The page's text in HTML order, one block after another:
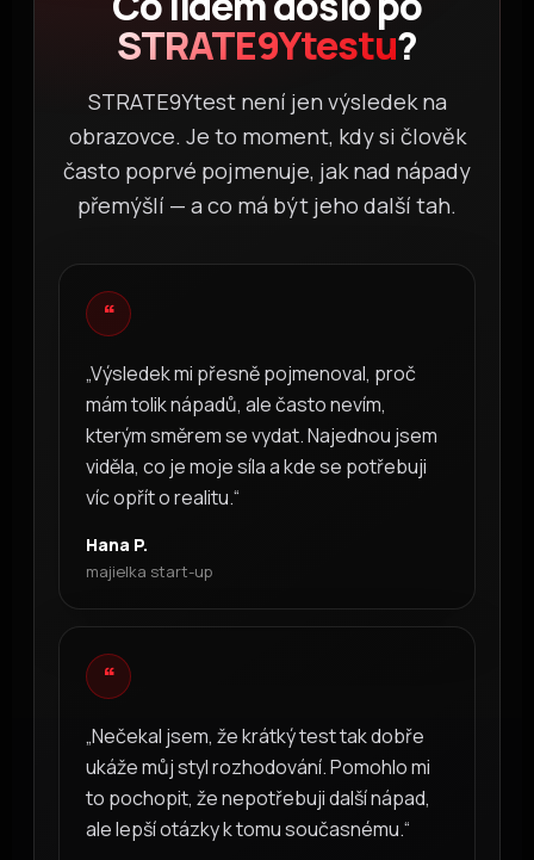
STRATE9Ytestu?
STRATE9Ytest není jen výsledek na
obrazovce. Je to moment, kdy si člověk
často poprvé pojmenuje, jak nad nápady
přemýšlí — a co má být jeho další tah.
“
„Výsledek mi přesně pojmenoval, proč
mám tolik nápadů, ale často nevím,
kterým směrem se vydat. Najednou jsem
viděla, co je moje síla a kde se potřebuji
víc opřít o realitu.“
Hana P.
majielka start-up
“
„Nečekal jsem, že krátký test tak dobře
ukáže můj styl rozhodování. Pomohlo mi
to pochopit, že nepotřebuji další nápad,
ale lepší otázky k tomu současnému.“